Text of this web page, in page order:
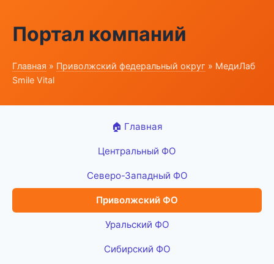
Портал компаний
Главная » Приволжский федеральный округ » МедиЛаб
Smile Vital
🏠 Главная
Центральный ФО
Северо-Западный ФО
Приволжский ФО
Уральский ФО
Сибирский ФО